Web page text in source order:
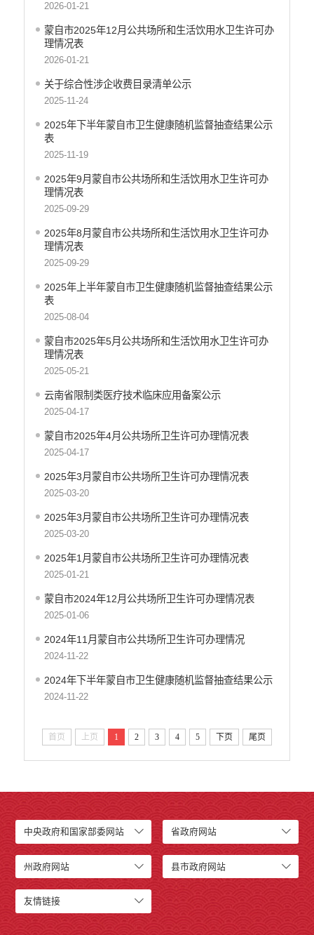
2026-01-21
蒙自市2025年12月公共场所和生活饮用水卫生许可办
理情况表
2026-01-21
关于综合性涉企收费目录清单公示
2025-11-24
2025年下半年蒙自市卫生健康随机监督抽查结果公示
表
2025-11-19
2025年9月蒙自市公共场所和生活饮用水卫生许可办
理情况表
2025-09-29
2025年8月蒙自市公共场所和生活饮用水卫生许可办
理情况表
2025-09-29
2025年上半年蒙自市卫生健康随机监督抽查结果公示
表
2025-08-04
蒙自市2025年5月公共场所和生活饮用水卫生许可办
理情况表
2025-05-21
云南省限制类医疗技术临床应用备案公示
2025-04-17
蒙自市2025年4月公共场所卫生许可办理情况表
2025-04-17
2025年3月蒙自市公共场所卫生许可办理情况表
2025-03-20
2025年3月蒙自市公共场所卫生许可办理情况表
2025-03-20
2025年1月蒙自市公共场所卫生许可办理情况表
2025-01-21
蒙自市2024年12月公共场所卫生许可办理情况表
2025-01-06
2024年11月蒙自市公共场所卫生许可办理情况
2024-11-22
2024年下半年蒙自市卫生健康随机监督抽查结果公示
2024-11-22
首页 上页 1 2 3 4 5 下页 尾页
中央政府和国家部委网站 省政府网站
州政府网站 县市政府网站
友情链接